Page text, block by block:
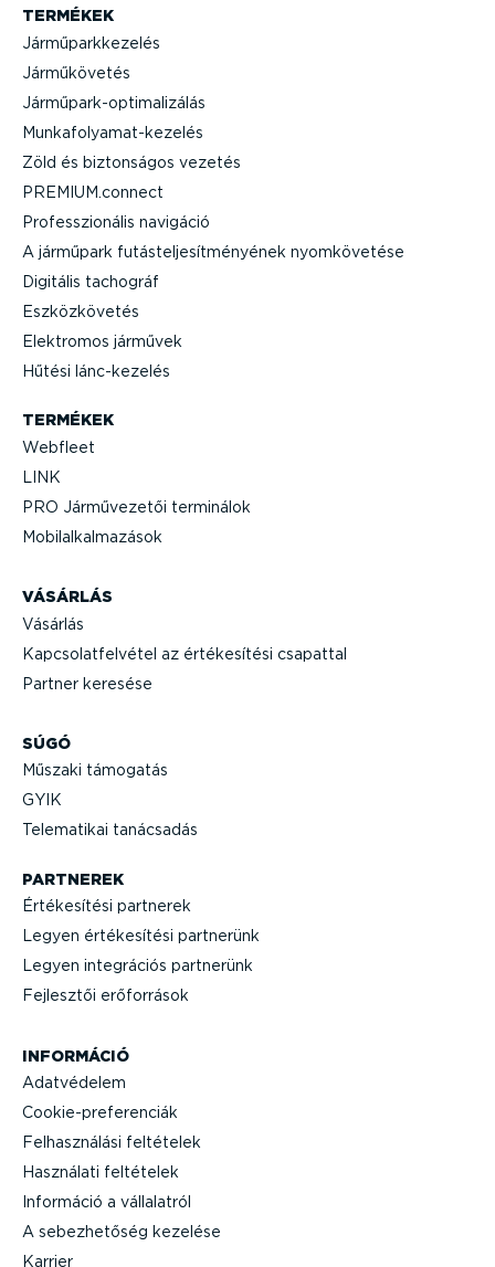
TERMÉKEK
Jármű­park­ke­zelés
Jármű­kö­vetés
Jármű­park-op­ti­ma­li­zálás
Munka­fo­lya­mat-­ke­zelés
Zöld és biztonságos vezetés
PREMIUM.connect
Professzi­o­nális navigáció
A járműpark futás­tel­je­sít­mé­nyének nyomkö­vetése
Digitális tachográf
Eszköz­kö­vetés
Elektromos járművek
Hűtési lánc-­ke­zelés
TERMÉKEK
Webfleet
LINK
PRO Jármű­ve­zetői terminálok
Mobil­al­kal­ma­zások
VÁSÁRLÁS
Vásárlás
Kapcso­lat­fel­vétel az értéke­sítési csapattal
Partner keresése
SÚGÓ
Műszaki támogatás
GYIK
Telematikai tanácsadás
PARTNEREK
Értéke­sítési partnerek
Legyen értéke­sítési partnerünk
Legyen integrációs partnerünk
Fejlesztői erőforrások
INFORMÁCIÓ
Adatvédelem
Cooki­e-p­re­fe­renciák
Felhasz­nálási feltételek
Használati feltételek
Információ a vállalatról
A sebez­he­tőség kezelése
Karrier